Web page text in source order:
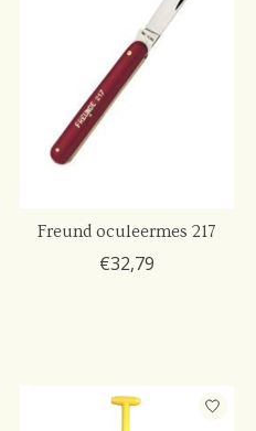
Freund oculeermes 217
€32,79